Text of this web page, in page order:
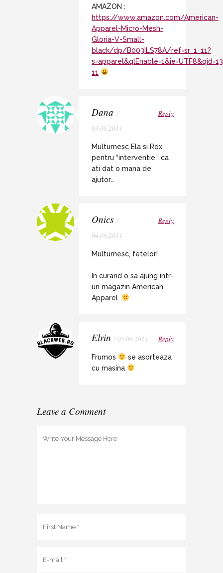
AMAZON :
https://www.amazon.com/American-
Apparel-Micro-Mesh-
Gloria-V-Small-
black/dp/B003ILS78A/ref=sr_1_11?
11
Dana /
03.06.2011
Reply
Multumesc Ela si Rox
pentru “interventie”, ca
ati dat o mana de
ajutor…
Onics /
04.06.2011
Reply
Multumesc, fetelor!
In curand o sa ajung intr-
un magazin American
Apparel.
Elrin / 05.06.2011 Reply
Frumos
se asorteaza
cu masina
Leave a Comment